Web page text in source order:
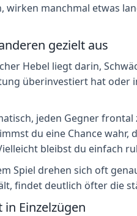
wirken manchmal etwas
gezielt aus
Hebel liegt darin,
überinvestiert hat
jeden Gegner
du eine Chance
bleibst du einfach
Spiel drehen sich oft
findet deutlich öfter die
Einzelzügen